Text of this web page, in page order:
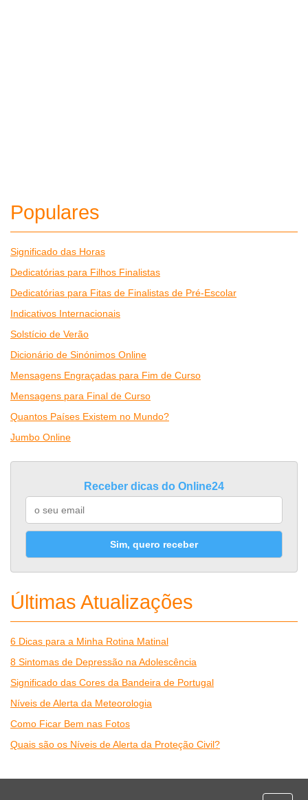
Populares
Significado das Horas
Dedicatórias para Filhos Finalistas
Dedicatórias para Fitas de Finalistas de Pré-Escolar
Indicativos Internacionais
Solstício de Verão
Dicionário de Sinónimos Online
Mensagens Engraçadas para Fim de Curso
Mensagens para Final de Curso
Quantos Países Existem no Mundo?
Jumbo Online
Receber dicas do Online24
Sim, quero receber
Últimas Atualizações
6 Dicas para a Minha Rotina Matinal
8 Sintomas de Depressão na Adolescência
Significado das Cores da Bandeira de Portugal
Níveis de Alerta da Meteorologia
Como Ficar Bem nas Fotos
Quais são os Níveis de Alerta da Proteção Civil?